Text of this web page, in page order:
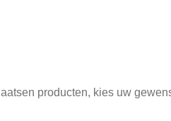
producten, kies uw